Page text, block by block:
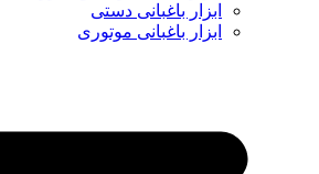
ابزار باغبانی دستی
ابزار باغبانی موتوری